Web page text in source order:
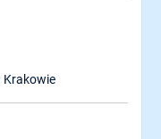
Krakowie